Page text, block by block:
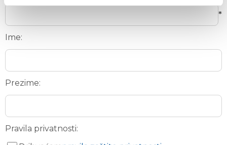
*
Ime:
Prezime:
Pravila privatnosti: